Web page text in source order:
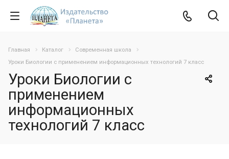
Главная Каталог
Современная школа
Уроки Биологии с применением информационных технологий 7 класс
Уроки Биологии с
применением
информационных
технологий 7 класс